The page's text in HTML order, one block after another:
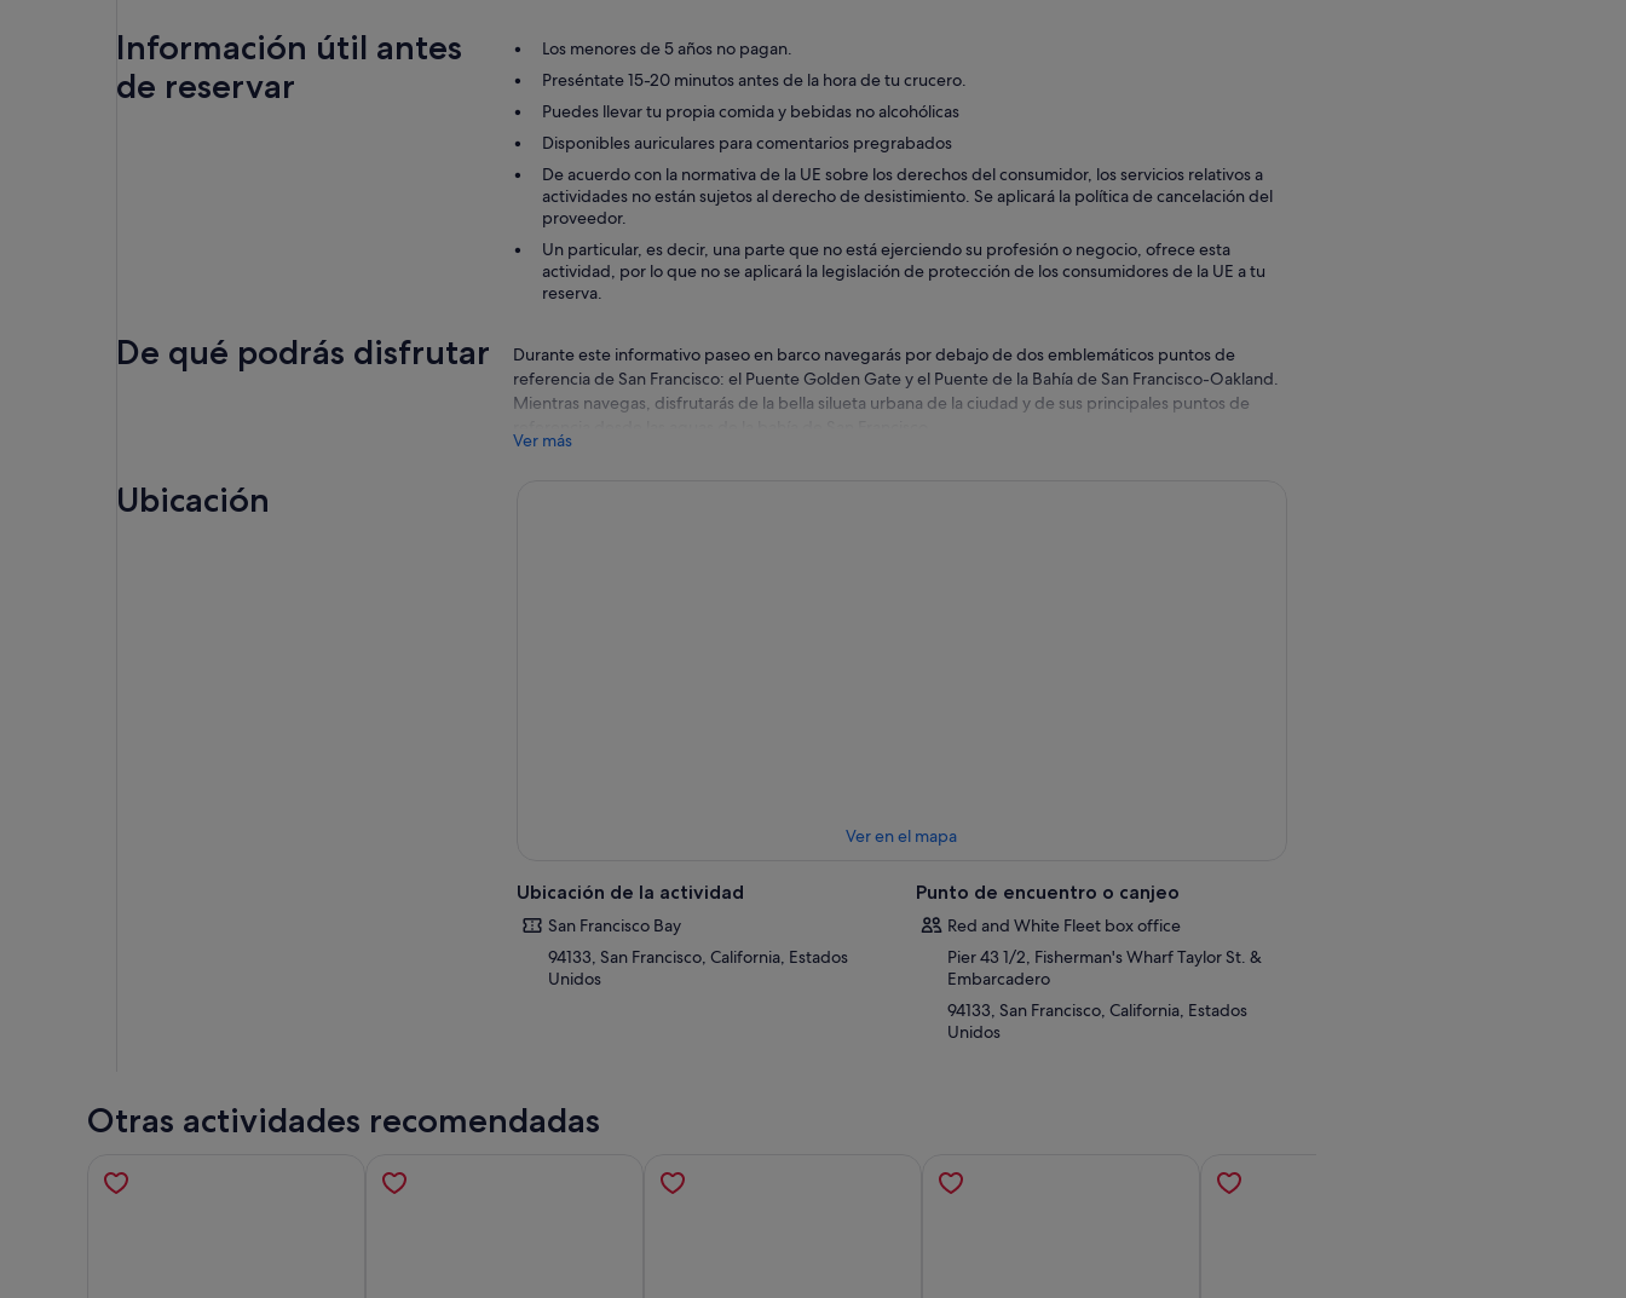
Información útil antes
de reservar
Los menores de 5 años no pagan.
Preséntate 15-20 minutos antes de la hora de tu crucero.
Puedes llevar tu propia comida y bebidas no alcohólicas
Disponibles auriculares para comentarios pregrabados
De acuerdo con la normativa de la UE sobre los derechos del consumidor, los servicios relativos a
actividades no están sujetos al derecho de desistimiento. Se aplicará la política de cancelación del
proveedor.
Un particular, es decir, una parte que no está ejerciendo su profesión o negocio, ofrece esta
actividad, por lo que no se aplicará la legislación de protección de los consumidores de la UE a tu
reserva.
De qué podrás disfrutar
Durante este informativo paseo en barco navegarás por debajo de dos emblemáticos puntos de
referencia de San Francisco: el Puente Golden Gate y el Puente de la Bahía de San Francisco-Oakland.
Mientras navegas, disfrutarás de la bella silueta urbana de la ciudad y de sus principales puntos de
Ver más
Ubicación
Ver en el mapa
Ubicación de la actividad
San Francisco Bay
94133, San Francisco, California, Estados
Unidos
Punto de encuentro o canjeo
Red and White Fleet box office
Pier 43 1/2, Fisherman's Wharf Taylor St. &
Embarcadero
94133, San Francisco, California, Estados
Unidos
Otras actividades recomendadas